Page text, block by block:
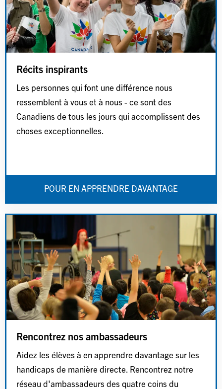
Récits inspirants
Les personnes qui font une différence nous
ressemblent à vous et à nous - ce sont des
Canadiens de tous les jours qui accomplissent des
choses exceptionnelles.
POUR EN APPRENDRE DAVANTAGE
Rencontrez nos ambassadeurs
Aidez les élèves à en apprendre davantage sur les
handicaps de manière directe. Rencontrez notre
réseau d'ambassadeurs des quatre coins du